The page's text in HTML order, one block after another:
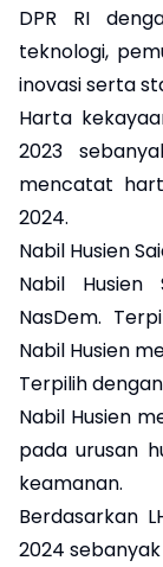
DPR RI
teknologi,
inovasi serta
Harta
2023
mencatat
2024.
Nabil Husien
Nabil Husien
NasDem.
Nabil Husien
Terpilih
Nabil Husien
pada urusan
keamanan.
Berdasarkan
2024 sebanyak